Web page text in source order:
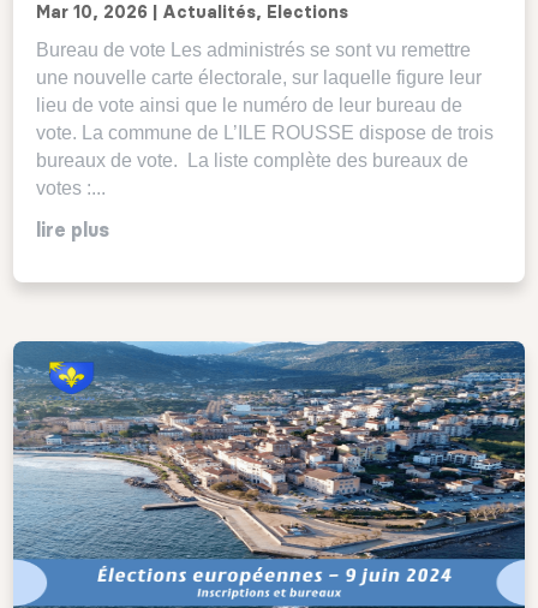
Mar 10, 2026 Actualités, Elections
Bureau de vote Les administrés se sont vu remettre
une nouvelle carte électorale, sur laquelle figure leur
lieu de vote ainsi que le numéro de leur bureau de
vote. La commune de L’ILE ROUSSE dispose de trois
bureaux de vote. La liste complète des bureaux de
votes :...
lire plus